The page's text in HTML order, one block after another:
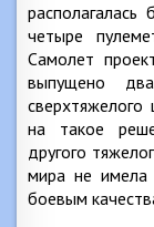
четыре
Самолет
выпущено
на такое
другого
мира не имела
боевым